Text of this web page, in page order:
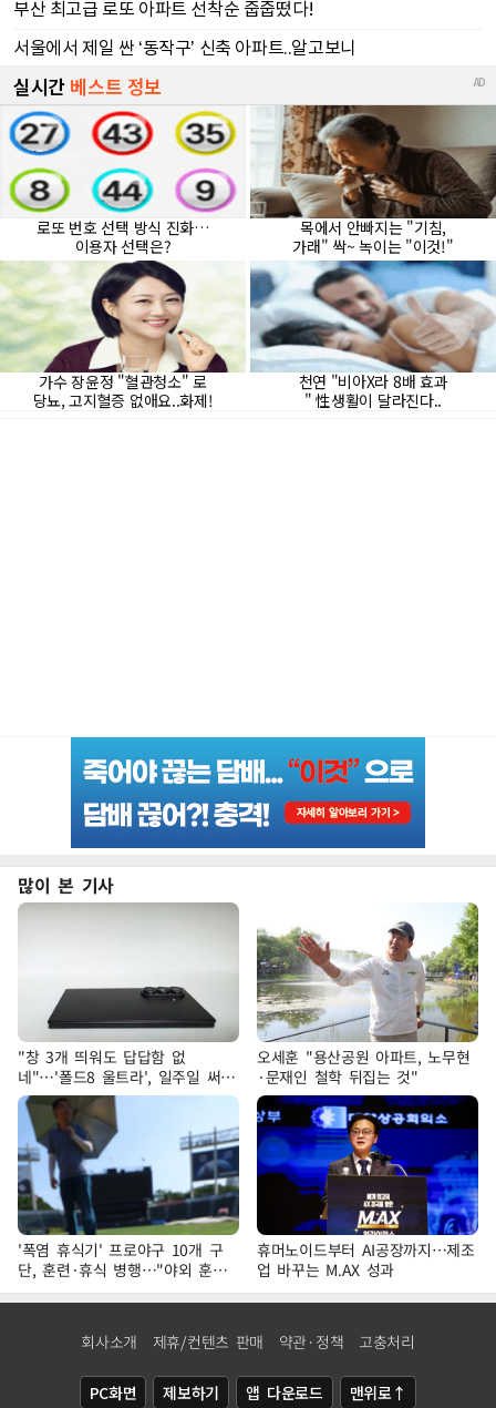
많이 본 기사
"창 3개 띄워도 답답함 없
네"…'폴드8 울트라', 일주일 써보
니
오세훈 "용산공원 아파트, 노무현
·문재인 철학 뒤집는 것"
'폭염 휴식기' 프로야구 10개 구
단, 훈련·휴식 병행…"야외 훈련
해도 안전 최우선"
휴머노이드부터 AI공장까지…제조
업 바꾸는 M.AX 성과
회사소개 제휴/컨텐츠 판매 약관·정책 고충처리
PC화면 제보하기 앱 다운로드 맨위로↑